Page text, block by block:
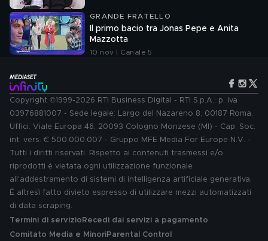
GRANDE FRATELLO
Il primo bacio tra Jonas Pepe e Anita
Mazzotta
10 nov | Canale 5
Copyright ©1999-2026 RTI Business Digital - RTI S.p.A.: p. iva
03976881007 - Sede legale: Largo del Nazareno 8, 00187 Roma.
Uffici: Viale Europa 46, 20093 Cologno Monzese (MI) - Cap. Soc.
int. vers. € 500.000.007 - Gruppo MFE Media For Europe N.V. -
Tutti i diritti riservati. Rispetto ai contenuti trasmessi e/o
riprodotti è vietata ogni utilizzazione funzionale
all'addestramento di sistemi di intelligenza artificiale generativa.
È altresì fatto divieto espresso di utilizzare mezzi automatizzati
di data scraping.
Termini di servizio Recedi dai servizi a pagamento
Comitato Media e MinoriParental Control